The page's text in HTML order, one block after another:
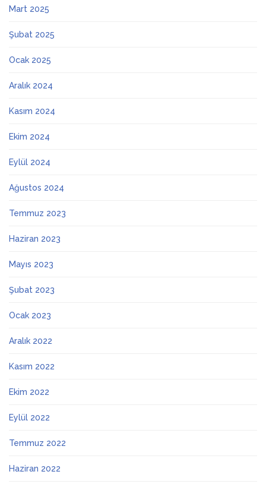
Mart 2025
Şubat 2025
Ocak 2025
Aralık 2024
Kasım 2024
Ekim 2024
Eylül 2024
Ağustos 2024
Temmuz 2023
Haziran 2023
Mayıs 2023
Şubat 2023
Ocak 2023
Aralık 2022
Kasım 2022
Ekim 2022
Eylül 2022
Temmuz 2022
Haziran 2022